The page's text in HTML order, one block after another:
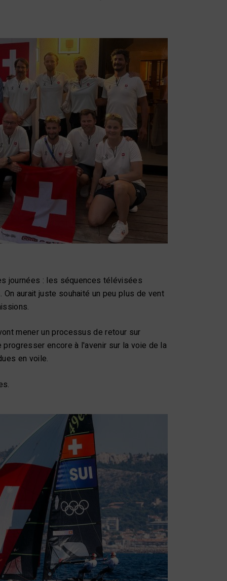
journées : les séquences télévisées
aurait juste souhaité un peu plus de vent
mener un processus de retour sur
encore à l'avenir sur la voie de la
en voile.